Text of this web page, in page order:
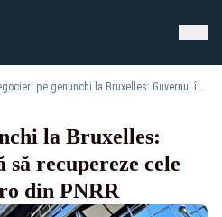
Negocieri pe genunchi la Bruxelles: Guvernul încearcă să recupereze cele 4,9 miliarde de euro din PNRR
la Bruxelles:
recupereze cele
din PNRR